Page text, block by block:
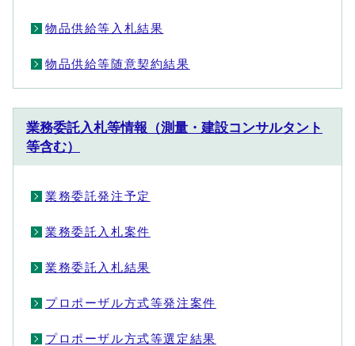
物品供給等入札結果
物品供給等随意契約結果
業務委託入札等情報（測量・建設コンサルタント
等含む）
業務委託発注予定
業務委託入札案件
業務委託入札結果
プロポーザル方式等発注案件
プロポーザル方式等選定結果